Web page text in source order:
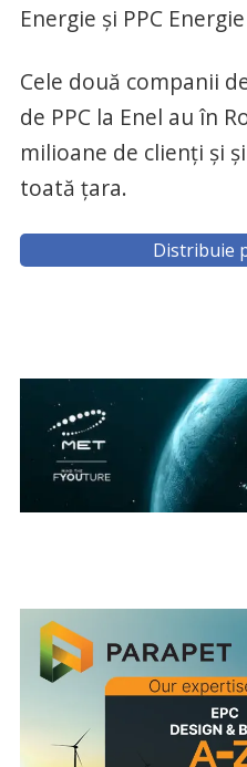
Energie și PPC
Cele două companii
de PPC la Enel au în
milioane de clienți și
toată țara.
Distribuie